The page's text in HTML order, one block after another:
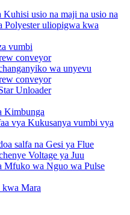
usio na maji na usio na
Polyester uliopigwa kwa
vumbi
conveyor
wa unyevu
conveyor
Unloader
Kimbunga
vya Kukusanya vumbi vya
salfa na Gesi ya Flue
Voltage ya Juu
Mfuko wa Nguo wa Pulse
Mara